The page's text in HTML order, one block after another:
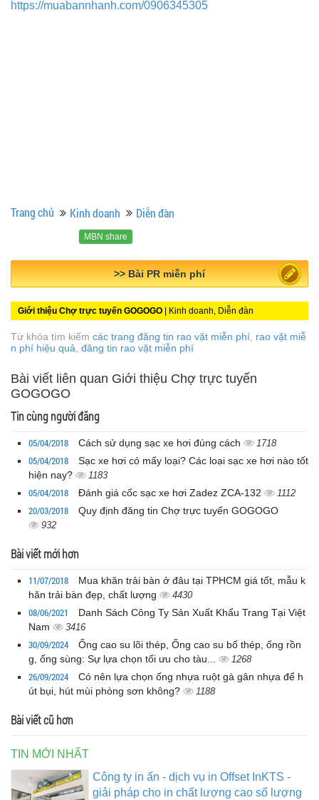
https://muabannhanh.com/0906345305
Trang chủ Kinh doanh Diễn đàn
MBN share
>> Quảng cáo miễn phí
Giới thiệu Chợ trực tuyến GOGOGO | Kinh doanh, Diễn đàn
Từ khóa tìm kiếm các trang đăng tin rao vặt miễn phí rao vặt miễ
n phí hiệu quả đăng tin rao vặt miễn phí
Bài viết liên quan Giới thiệu Chợ trực tuyến
GOGOGO
Tin cùng người đăng
05/04/2018 Cách sử dụng sạc xe hơi đúng cách 1718
05/04/2018
Sạc xe hơi có mấy loại? Các loại sạc xe hơi nào tốt
hiện nay?
1183
05/04/2018 Đánh giá cốc sạc xe hơi Zadez ZCA-132 1112
20/03/2018 Quy định đăng tin Chợ trực tuyến GOGOGO
932
Bài viết mới hơn
11/07/2018
Mua khăn trải bàn ở đâu tại TPHCM giá tốt, mẫu k
hăn trải bàn đẹp, chất lượng
4430
08/06/2021
Danh Sách Công Ty Sản Xuất Khẩu Trang Tại Việt
Nam
3416
30/09/2024
Ống cao su lõi thép, Ống cao su bố thép, ống rồn
g, ống sùng: Sự lựa chọn tối ưu cho tàu...
1268
26/09/2024
Có nên lựa chọn ống nhựa ruột gà gân nhựa để h
út bụi, hút mùi phòng sơn không?
1188
Bài viết cũ hơn
TIN MỚI NHẤT
Công ty in ấn - dịch vụ in Offset InKTS -
giải pháp cho in chất lượng cao số lượng